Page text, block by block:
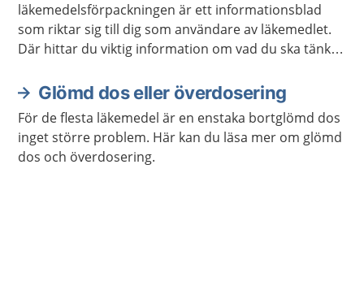
läkemedelsförpackningen är ett informationsblad
som riktar sig till dig som användare av läkemedlet.
Där hittar du viktig information om vad du ska tänka
om bipacksedlar.
Glömd dos eller överdosering
För de flesta läkemedel är en enstaka bortglömd dos
inget större problem. Här kan du läsa mer om glömd
dos och överdosering.